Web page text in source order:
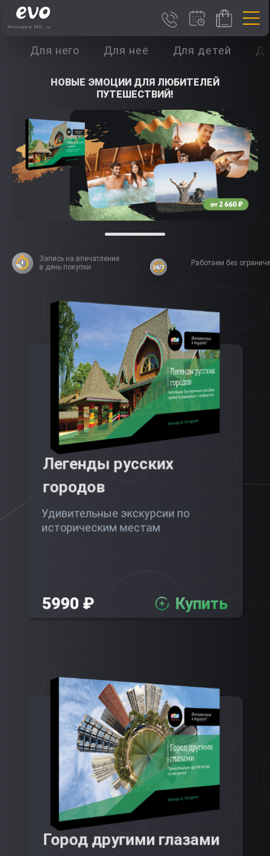
Москва и МО
Для него Для неё Для детей
НОВЫЕ ЭМОЦИИ ДЛЯ ЛЮБИТЕЛЕЙ
ПУТЕШЕСТВИЙ!
Запись на впечатление
в день покупки
Работаем без
Город другими глазами
Легенды русских
городов
Удивительные экскурсии по
историческим местам
5990 ₽ Купить